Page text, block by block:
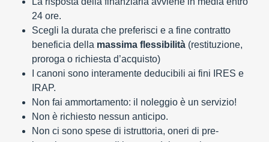
24 ore.
Scegli la durata che preferisci e a fine contratto
beneficia della massima flessibilità (restituzione,
proroga o richiesta d’acquisto)
I canoni sono interamente deducibili ai fini IRES e
IRAP.
Non fai ammortamento: il noleggio è un servizio!
Non è richiesto nessun anticipo.
Non ci sono spese di istruttoria, oneri di pre-